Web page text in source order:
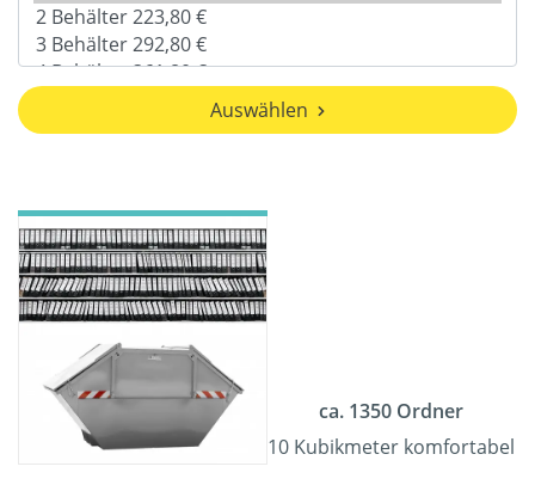
Auswählen
ca. 1350 Ordner
10 Kubikmeter komfortabel